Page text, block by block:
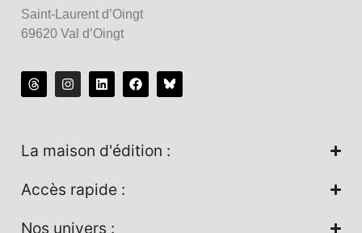
Saint-Laurent d’Oingt
69620 Val d’Oingt
La maison d'édition :
Accès rapide :
Nos univers :